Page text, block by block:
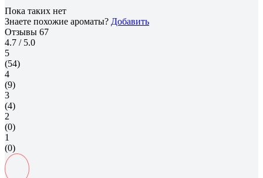
Пока таких нет
Знаете похожие ароматы? Добавить
Отзывы 67
4.7 / 5.0
5
(54)
4
(9)
3
(4)
2
(0)
1
(0)